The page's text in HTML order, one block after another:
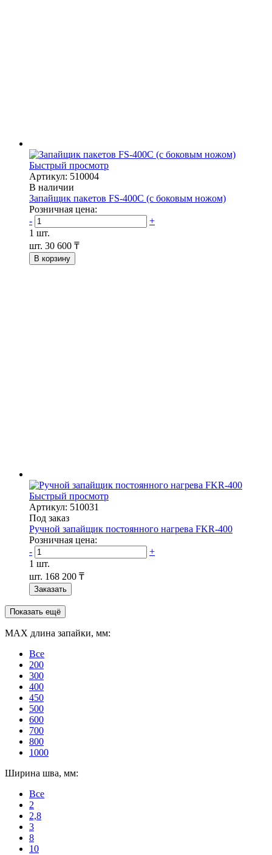
Быстрый просмотр
Артикул: 510004
В наличии
Запайщик пакетов FS-400С (с боковым ножом)
Розничная цена:
-
+
1 шт.
шт. 30 600 ₸
В корзину
Быстрый просмотр
Артикул: 510031
Под заказ
Ручной запайщик постоянного нагрева FKR-400
Розничная цена:
-
+
1 шт.
шт. 168 200 ₸
Заказать
Показать ещё
MAX длина запайки, мм:
Все
200
300
400
450
500
600
700
800
1000
Ширина шва, мм:
Все
2
2,8
3
8
10